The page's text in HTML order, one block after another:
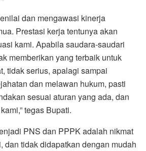
dan mengawasi kinerja
Prestasi kerja tentunya akan
kami. Apabila saudara-saudari
memberikan yang terbaik untuk
tidak serius, apalagi sampai
dan melawan hukum, pasti
sesuai aturan yang ada, dan
tegas Bupati.
PNS dan PPPK adalah nikmat
dan tidak didapatkan dengan mudah